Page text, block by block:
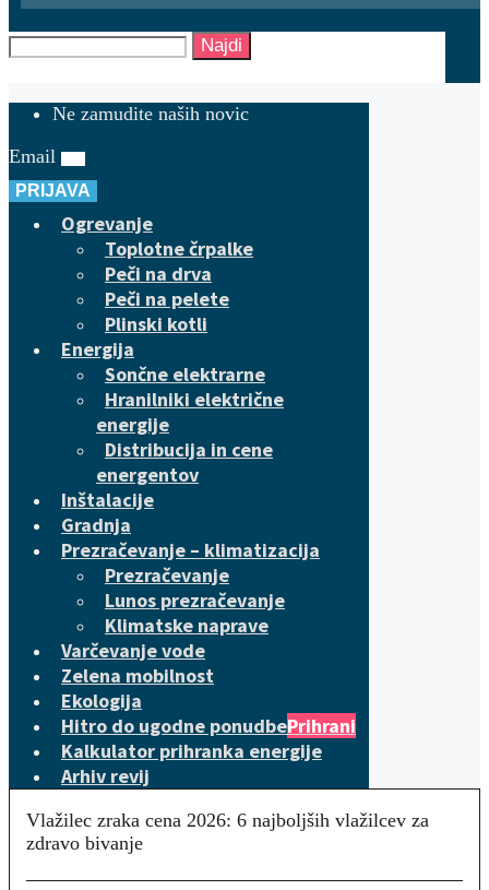
Najdi
Ne zamudite naših novic
Email
PRIJAVA
Ogrevanje
Toplotne črpalke
Peči na drva
Peči na pelete
Plinski kotli
Energija
Sončne elektrarne
Hranilniki električne
energije
Distribucija in cene
energentov
Inštalacije
Gradnja
Prezračevanje – klimatizacija
Prezračevanje
Lunos prezračevanje
Klimatske naprave
Varčevanje vode
Zelena mobilnost
Ekologija
Hitro do ugodne ponudbePrihrani
Kalkulator prihranka energije
Arhiv revij
Vlažilec zraka cena 2026: 6 najboljših vlažilcev za
zdravo bivanje